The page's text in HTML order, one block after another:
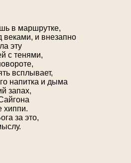
в маршрутке,
веками, и внезапно
эту
с тенями,
всплывает,
напитка и дыма
запах,
хиппи.
за это,